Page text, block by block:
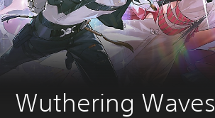
Wuthering Waves